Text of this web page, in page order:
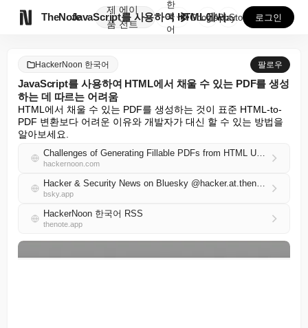
TheNote
제
품
에이
전트
JavaScript를 사용하여 HTML에서 채울 수 있...
한
국
어
GooglePlay
AppStore 로그인
HackerNoon 한국어 팔로우
JavaScript를 사용하여 HTML에서 채울 수 있는 PDF를 생성
하는 데 따르는 어려움
HTML에서 채울 수 있는 PDF를 생성하는 것이 표준 HTML-to-
PDF 변환보다 어려운 이유와 개발자가 대신 할 수 있는 방법을
알아보세요.
Challenges of Generating Fillable PDFs from HTML Using JavaScript
hackernoon.com
Hacker & Security News on Bluesky @hacker.at.thenote.app
bsky.app
HackerNoon 한국어 RSS
thenote.app